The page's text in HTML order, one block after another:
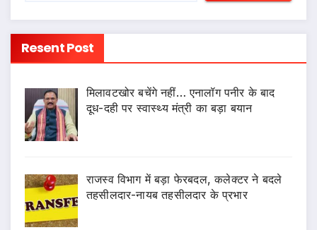
Resent Post
मिलावटखोर बचेंगे नहीं… एनालॉग पनीर के बाद
दूध-दही पर स्वास्थ्य मंत्री का बड़ा बयान
राजस्व विभाग में बड़ा फेरबदल, कलेक्टर ने बदले
तहसीलदार-नायब तहसीलदार के प्रभार